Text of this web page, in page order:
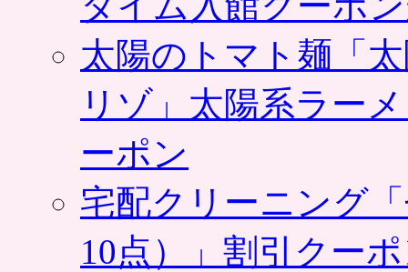
太陽のトマト麺「
リゾ」太陽系ラー
ーポン
宅配クリーニング
10点）」割引クー